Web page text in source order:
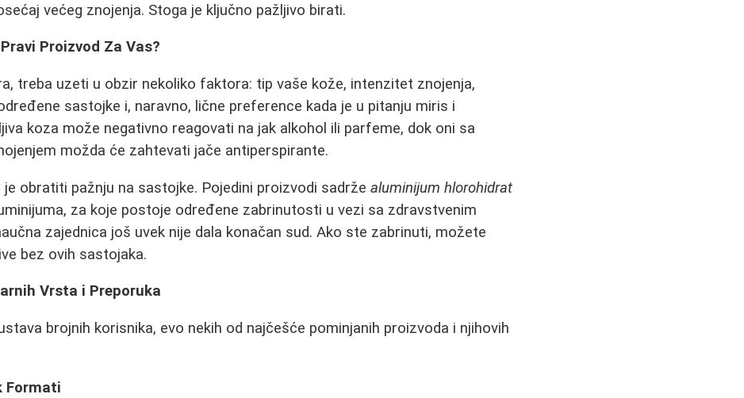
većeg znojenja. Stoga je ključno pažljivo birati.
Proizvod Za Vas?
treba uzeti u obzir nekoliko faktora: tip vaše kože, intenzitet znojenja,
sastojke i, naravno, lične preference kada je u pitanju miris i
koza može negativno reagovati na jak alkohol ili parfeme, dok oni sa
možda će zahtevati jače antiperspirante.
je obratiti pažnju na sastojke. Pojedini proizvodi sadržealuminijum hlorohidrat
za koje postoje određene zabrinutosti u vezi sa zdravstvenim
zajednica još uvek nije dala konačan sud. Ako ste zabrinuti, možete
bez ovih sastojaka.
Vrsta i Preporuka
brojnih korisnika, evo nekih od najčešće pominjanih proizvoda i njihovih
Formati